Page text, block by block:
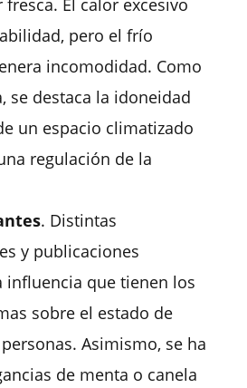
El calor excesivo
pero el frío
incomodidad. Como
se destaca la idoneidad
un espacio climatizado
regulación de la
. Distintas
y publicaciones
influencia que tienen los
sobre el estado de
Asimismo, se ha
de menta o canela